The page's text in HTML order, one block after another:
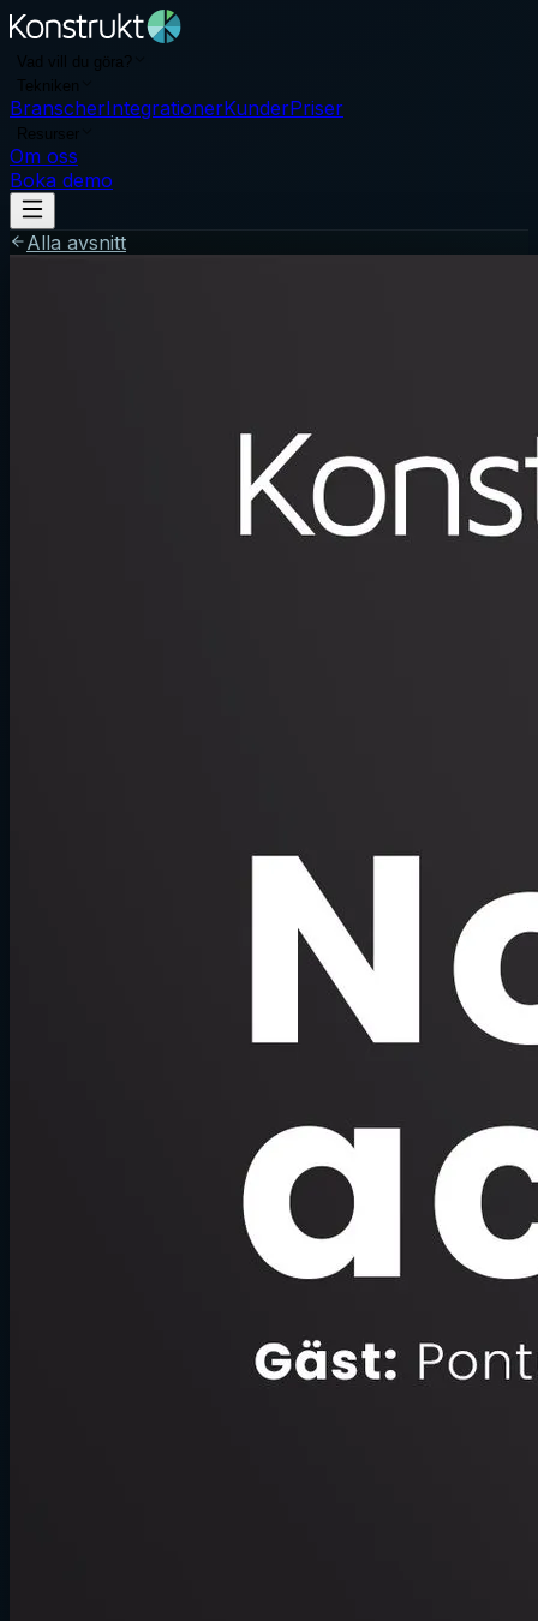
Vad vill du göra?
Tekniken
BranscherIntegrationerKunderPriser
Resurser
Om oss
Boka demo
Alla avsnitt